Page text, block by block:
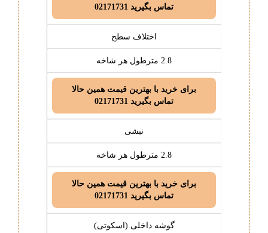
تماس بگیرید 02171731
اختلاف سطح
2.8 مترطول هر شاخه
برای خرید با بهترین قیمت همین حالا
تماس بگیرید 02171731
نبشی
2.8 مترطول هر شاخه
برای خرید با بهترین قیمت همین حالا
تماس بگیرید 02171731
گوشه داخلی (اسکوتی)